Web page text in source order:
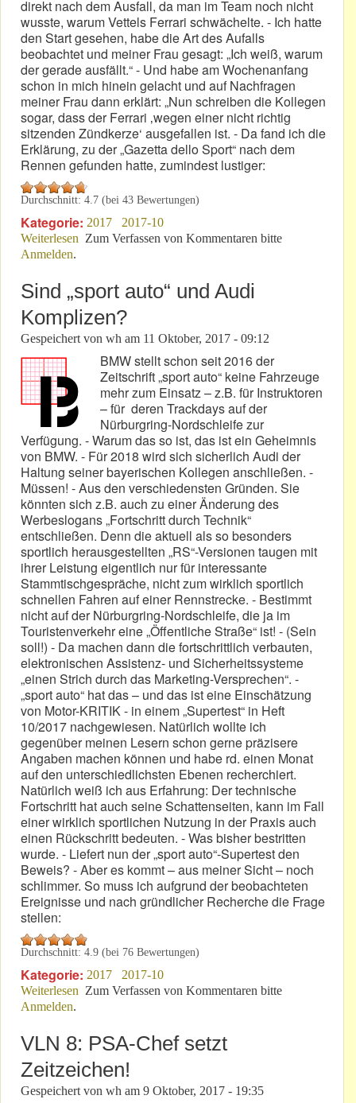
direkt nach dem Ausfall, da man im Team noch nicht
wusste, warum Vettels Ferrari schwächelte. - Ich hatte
den Start gesehen, habe die Art des Aufalls
beobachtet und meiner Frau gesagt: „Ich weiß, warum
der gerade ausfällt.“ - Und habe am Wochenanfang
schon in mich hinein gelacht und auf Nachfragen
meiner Frau dann erklärt: „Nun schreiben die Kollegen
sogar, dass der Ferrari ‚wegen einer nicht richtig
sitzenden Zündkerze‘ ausgefallen ist. - Da fand ich die
Erklärung, zu der „Gazetta dello Sport“ nach dem
Rennen gefunden hatte, zumindest lustiger:
Durchschnitt: 4.7 (bei 43 Bewertungen)
Kategorie: 2017
2017-10
Weiterlesen über Japan-GP: „Eine Zündkerze verrät Vettel“
Zum Verfassen von Kommentaren bitte
Anmelden.
Sind „sport auto“ und Audi
Komplizen?
Gespeichert von wh am 11 Oktober, 2017 - 09:12
BMW stellt schon seit 2016 der
Zeitschrift „sport auto“ keine Fahrzeuge
mehr zum Einsatz – z.B. für Instruktoren
– für deren Trackdays auf der
Nürburgring-Nordschleife zur
Verfügung. - Warum das so ist, das ist ein Geheimnis
von BMW. - Für 2018 wird sich sicherlich Audi der
Haltung seiner bayerischen Kollegen anschließen. -
Müssen! - Aus den verschiedensten Gründen. Sie
könnten sich z.B. auch zu einer Änderung des
Werbeslogans „Fortschritt durch Technik“
entschließen. Denn die aktuell als so besonders
sportlich herausgestellten „RS“-Versionen taugen mit
ihrer Leistung eigentlich nur für interessante
Stammtischgespräche, nicht zum wirklich sportlich
schnellen Fahren auf einer Rennstrecke. - Bestimmt
nicht auf der Nürburgring-Nordschleife, die ja im
Touristenverkehr eine „Öffentliche Straße“ ist! - (Sein
soll!) - Da machen dann die fortschrittlich verbauten,
elektronischen Assistenz- und Sicherheitssysteme
„einen Strich durch das Marketing-Versprechen“. -
„sport auto“ hat das – und das ist eine Einschätzung
von Motor-KRITIK - in einem „Supertest“ in Heft
10/2017 nachgewiesen. Natürlich wollte ich
gegenüber meinen Lesern schon gerne präzisere
Angaben machen können und habe rd. einen Monat
auf den unterschiedlichsten Ebenen recherchiert.
Natürlich weiß ich aus Erfahrung: Der technische
Fortschritt hat auch seine Schattenseiten, kann im Fall
einer wirklich sportlichen Nutzung in der Praxis auch
einen Rückschritt bedeuten. - Was bisher bestritten
wurde. - Liefert nun der „sport auto“-Supertest den
Beweis? - Aber es kommt – aus meiner Sicht – noch
schlimmer. So muss ich aufgrund der beobachteten
Ereignisse und nach gründlicher Recherche die Frage
stellen:
Durchschnitt: 4.9 (bei 76 Bewertungen)
Kategorie: 2017
2017-10
Weiterlesen über Sind „sport auto“ und Audi Komplizen?
Zum Verfassen von Kommentaren bitte
Anmelden.
VLN 8: PSA-Chef setzt
Zeitzeichen!
Gespeichert von wh am 9 Oktober, 2017 - 19:35